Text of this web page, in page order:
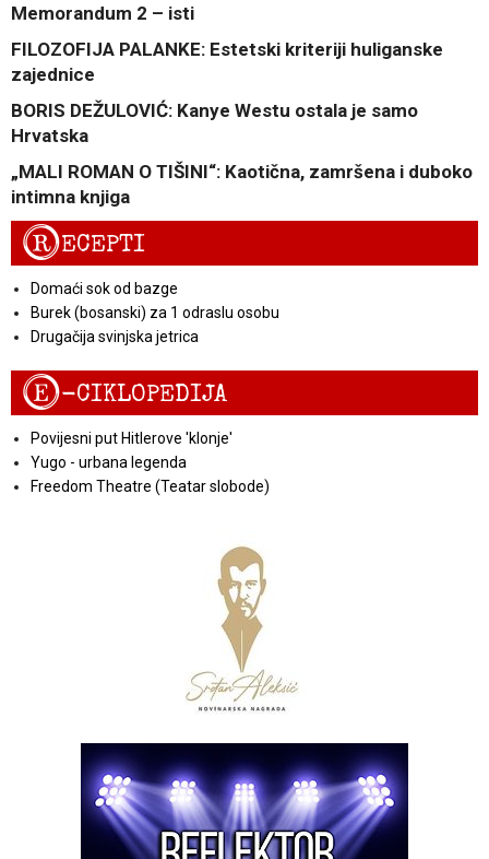
Memorandum 2 – isti
FILOZOFIJA PALANKE: Estetski kriteriji huliganske
zajednice
BORIS DEŽULOVIĆ: Kanye Westu ostala je samo
Hrvatska
„MALI ROMAN O TIŠINI“: Kaotična, zamršena i duboko
intimna knjiga
RECEPTI
Domaći sok od bazge
Burek (bosanski) za 1 odraslu osobu
Drugačija svinjska jetrica
E-CIKLOPEDIJA
Povijesni put Hitlerove 'klonje'
Yugo - urbana legenda
Freedom Theatre (Teatar slobode)